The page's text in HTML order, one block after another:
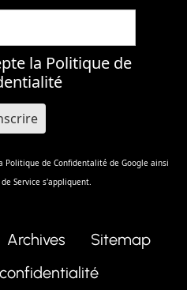
la Politique de
Politique de Confidentalité de Google ainsi
Service s'appliquent.
Archives
Sitemap